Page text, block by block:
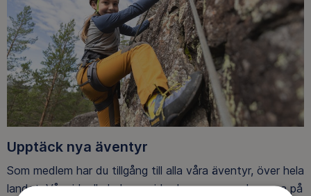
Upptäck nya äventyr
Som medlem har du tillgång till alla våra äventyr, över hela
landet. Våra ideella ledare guidar barn, unga och vuxna på